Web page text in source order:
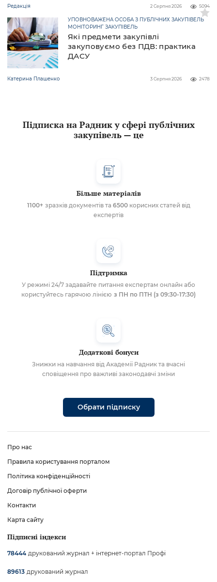
Редакція 5094
2 Серпня 2026
Які предмети закупівлі
закуповуємо без ПДВ: практика
ДАСУ
УПОВНОВАЖЕНА ОСОБА З ПУБЛІЧНИХ ЗАКУПІВЕЛЬ
МОНІТОРИНГ ЗАКУПІВЕЛЬ
Катерина Плашенко 2478
3 Серпня 2026
Підписка на Радник у сфері публічних
закупівель — це
Більше матеріалів
1100+ зразків документів та 6500корисних статей від
експертів
Підтримка
У режимі 24/7 задавайте питання експертам онлайн або
користуйтесь гарячою лінією з ПН по ПТН (з 09:30-17:30)
Додаткові бонуси
Знижки на навчання від Академії Радник та вчасні
сповіщення про важливі законодавчі зміни
Обрати підписку
Про нас
Правила користування порталом
Політика конфіденційності
Договір публічної оферти
Контакти
Карта сайту
Підписні індекси
78444 друкований журнал + інтернет-портал Профі
89613 друкований журнал